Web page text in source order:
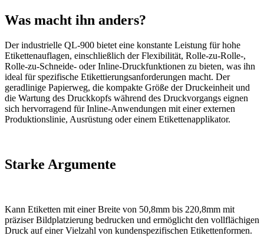
Was macht ihn anders?
Der industrielle QL-900 bietet eine konstante Leistung für hohe
Etikettenauflagen, einschließlich der Flexibilität, Rolle-zu-Rolle-,
Rolle-zu-Schneide- oder Inline-Druckfunktionen zu bieten, was ihn
ideal für spezifische Etikettierungsanforderungen macht. Der
geradlinige Papierweg, die kompakte Größe der Druckeinheit und
die Wartung des Druckkopfs während des Druckvorgangs eignen
sich hervorragend für Inline-Anwendungen mit einer externen
Produktionslinie, Ausrüstung oder einem Etikettenapplikator.
Starke Argumente
Kann Etiketten mit einer Breite von 50,8mm bis 220,8mm mit
präziser Bildplatzierung bedrucken und ermöglicht den vollflächigen
Druck auf einer Vielzahl von kundenspezifischen Etikettenformen.